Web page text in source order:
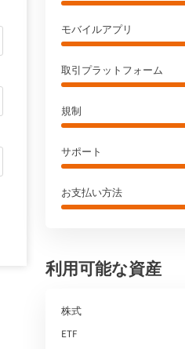
モバイルアプリ
取引プラットフォーム
規制
サポート
お支払い方法
利用可能な資産
株式
ETF